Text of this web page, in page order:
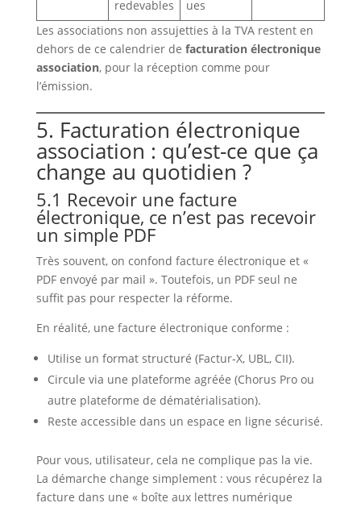
redevables
ues
Les associations non assujetties à la TVA restent en
dehors de ce calendrier de facturation électronique
association, pour la réception comme pour
l’émission.
5. Facturation électronique
association : qu’est-ce que ça
change au quotidien ?
5.1 Recevoir une facture
électronique, ce n’est pas recevoir
un simple PDF
Très souvent, on confond facture électronique et «
PDF envoyé par mail ». Toutefois, un PDF seul ne
suffit pas pour respecter la réforme.
En réalité, une facture électronique conforme :
Utilise un format structuré (Factur‑X, UBL, CII).
Circule via une plateforme agréée (Chorus Pro ou
autre plateforme de dématérialisation).
Reste accessible dans un espace en ligne sécurisé.
Pour vous, utilisateur, cela ne complique pas la vie.
La démarche change simplement : vous récupérez la
facture dans une « boîte aux lettres numérique